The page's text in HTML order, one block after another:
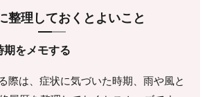
整理しておくとよいこと
期をメモする
際は、症状に気づいた時期、雨や風と